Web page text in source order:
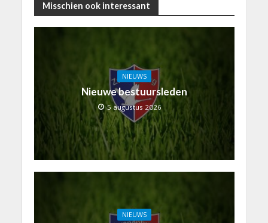
Misschien ook interessant
NIEUWS
Nieuwe bestuursleden
5 augustus 2026
NIEUWS